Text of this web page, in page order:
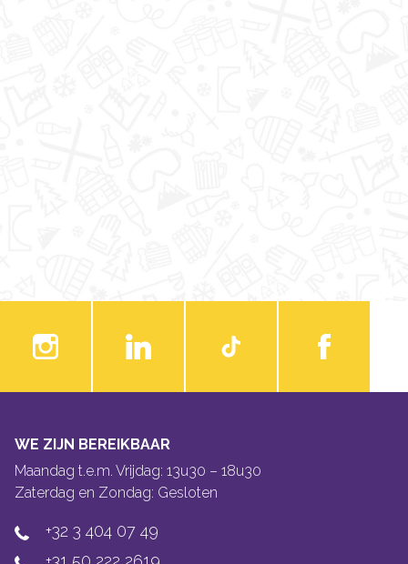
WE ZIJN BEREIKBAAR
Maandag t.e.m. Vrijdag: 13u30 – 18u30
Zaterdag en Zondag: Gesloten
+32 3 404 07 49